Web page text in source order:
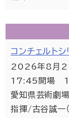
コンチェルト
2026年8月27
17:45開場
愛知県芸術劇
指揮/古谷誠